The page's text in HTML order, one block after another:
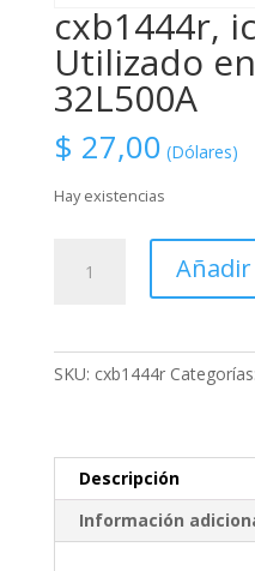
cxb1444r,
Utilizado
32L500A
$ 27,00 (Dólares)
Hay existencias
Utilizado
32L500A
cantidad
SKU: cxb1444r Categorías:
Descripción
Información